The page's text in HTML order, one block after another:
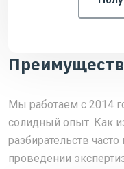
Мы работаем с 2014
солидный опыт. Как
разбирательств
проведении